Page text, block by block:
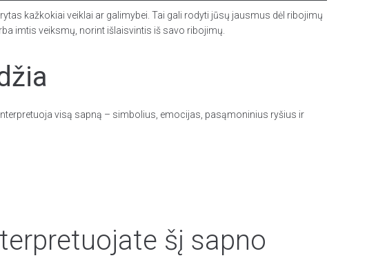
kažkokiai veiklai ar galimybei. Tai gali rodyti jūsų jausmus dėl ribojimų
imtis veiksmų, norint išlaisvintis iš savo ribojimų.
visą sapną – simbolius, emocijas, pasąmoninius ryšius ir
šį sapno